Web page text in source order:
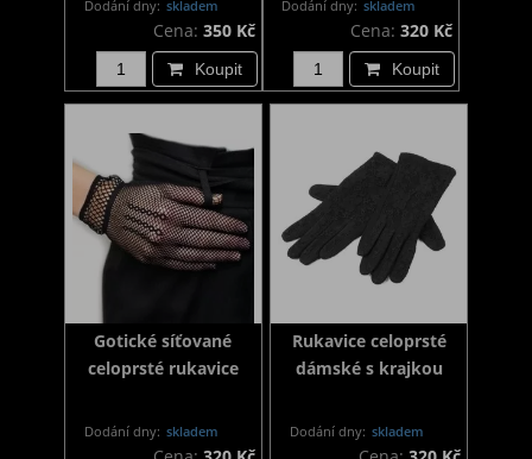
Dodání dny: skladem
Cena: 350 Kč
Koupit
Dodání dny: skladem
Cena:320 Kč
Koupit
Gotické síťované
celoprsté rukavice
Dodání dny: skladem
Rukavice celoprsté
dámské s krajkou
Dodání dny: skladem